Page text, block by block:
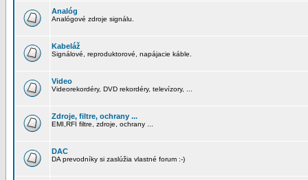
Analóg
Analógové zdroje signálu.
Kabeláž
Signálové, reproduktorové, napájacie káble.
Video
Videorekordéry, DVD rekordéry, televízory, ...
Zdroje, filtre, ochrany ...
EMI,RFI filtre, zdroje, ochrany ...
DAC
DA prevodníky si zaslúžia vlastné forum :-)